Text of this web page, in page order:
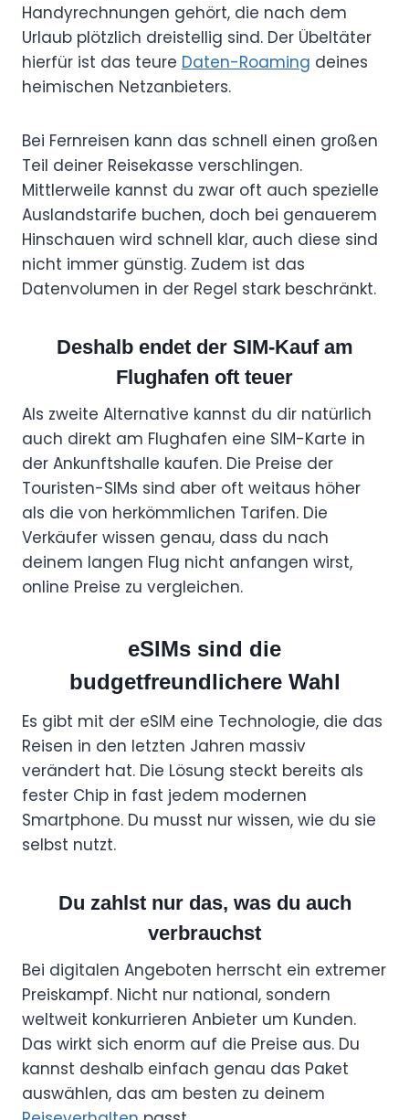
Handyrechnungen gehört, die nach dem
Urlaub plötzlich dreistellig sind. Der Übeltäter
hierfür ist das teure Daten-Roaming deines
heimischen Netzanbieters.
Bei Fernreisen kann das schnell einen großen
Teil deiner Reisekasse verschlingen.
Mittlerweile kannst du zwar oft auch spezielle
Auslandstarife buchen, doch bei genauerem
Hinschauen wird schnell klar, auch diese sind
nicht immer günstig. Zudem ist das
Datenvolumen in der Regel stark beschränkt.
Deshalb endet der SIM-Kauf am
Flughafen oft teuer
Als zweite Alternative kannst du dir natürlich
auch direkt am Flughafen eine SIM-Karte in
der Ankunftshalle kaufen. Die Preise der
Touristen-SIMs sind aber oft weitaus höher
als die von herkömmlichen Tarifen. Die
Verkäufer wissen genau, dass du nach
deinem langen Flug nicht anfangen wirst,
online Preise zu vergleichen.
eSIMs sind die
budgetfreundlichere Wahl
Es gibt mit der eSIM eine Technologie, die das
Reisen in den letzten Jahren massiv
verändert hat. Die Lösung steckt bereits als
fester Chip in fast jedem modernen
Smartphone. Du musst nur wissen, wie du sie
selbst nutzt.
Du zahlst nur das, was du auch
verbrauchst
Bei digitalen Angeboten herrscht ein extremer
Preiskampf. Nicht nur national, sondern
weltweit konkurrieren Anbieter um Kunden.
Das wirkt sich enorm auf die Preise aus. Du
kannst deshalb einfach genau das Paket
auswählen, das am besten zu deinem